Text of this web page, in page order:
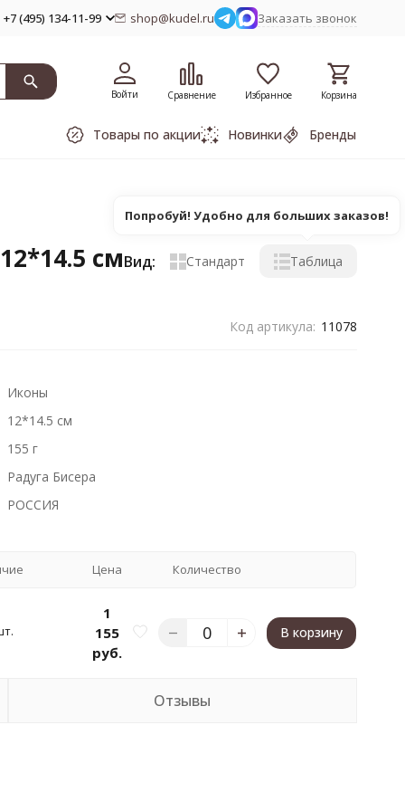
+7 (495) 134-11-99 shop@kudel.ru Заказать звонок
Войти Сравнение Избранное Корзина
Товары по акции Новинки Бренды
смВид: Стандарт Таблица
Код артикула: 11078
Иконы
12*14.5 см
155 г
Радуга Бисера
РОССИЯ
Цена Количество
1
155
руб.
В корзину
Отзывы
Попробуй! Удобно для больших заказов!